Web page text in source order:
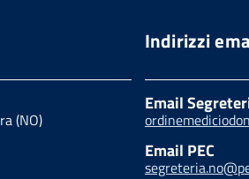
(NO)
Indirizzi
Email
Email PEC